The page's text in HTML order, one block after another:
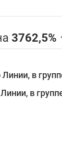
3762,5%
Линии, в
Линии, в